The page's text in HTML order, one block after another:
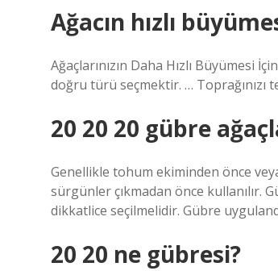
Ağacın hızlı
Ağaçlarınızın Daha Hızlı Büyümesi
doğru türü seçmektir. … Toprağınızı
20 20 20 gübre
Genellikle tohum ekiminden önce
sürgünler çıkmadan önce kullanılır.
dikkatlice seçilmelidir. Gübre
20 20 ne gübresi?